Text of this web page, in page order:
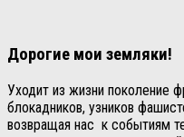
Дорогие мои земляки!
Уходит из жизни поколение
блокадников, узников
возвращая нас к событиям